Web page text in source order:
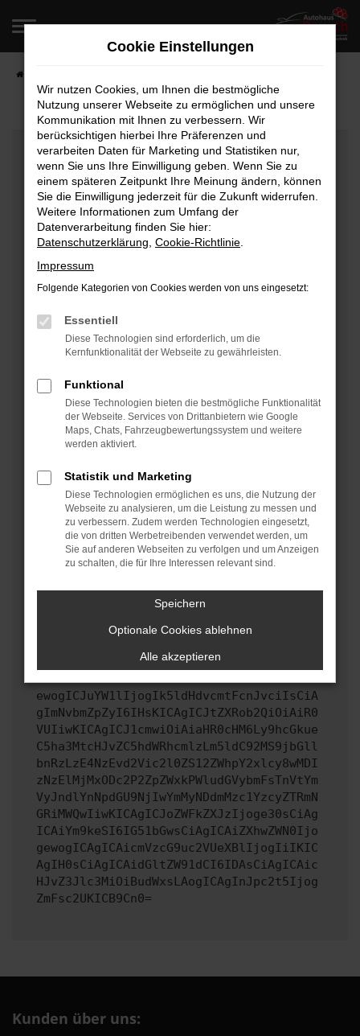
Zum
springen
Fehler: Network Error
Beim Laden ist ein Fehler aufgetreten.
Hier sind ein paar Tipps, die dir helfen können:
Überprüfe deine Firewall und deine
Internetverbindung.
Laden andere Webseiten, zum Beispiel deine
Manche Erweiterungen, wie Werbeblocker, können
das Laden bestimmter Seiten verhindern.
Funktioniert die Seite in einem anderen Browser
Starte dein Gerät neu.
Das kann manchmal helfen, vorübergehende
Probleme zu beheben.
Betriebssystem auf dem neuesten Stand sind.
Veraltete Software birgt nicht nur ein
Sicherheitsrisiko, sondern kann auch dazu führen,
dass bestimmte Funktionen nicht mehr unterstützt
werden.
Wende dich an den Webseitenbetreiber.
Wenn du alle oben genannten Schritte versucht hast,
kontaktiere uns bitte. Wir werden versuchen, das
Problem zu beheben. Du kannst uns diesen Text
schicken, um uns bei der Fehlersuche zu
ewogICJuYW1lIjogIk5ldHdvcmtFcnJvciIsCiA
gImNvbmZpZyI6IHsKICAgICJtZXRob2QiOiAiR0
VUIiwKICAgICJ1cmwiOiAiaHR0cHM6Ly9hcGkue
C5ha3MtcHJvZC5hdWRhcmlzLm5ldC92MS9jbGll
bnRzLzE4NzEvd2Vic2l0ZS12ZWhpY2xlcy8wMDI
zNzElMjMxODc2P2ZpZWxkPWludGVybmFsTnVtYm
VyJndlYnNpdGU9NjIwYmMyNDdmMzc1YzcyZTRmN
GRiMWQwIiwKICAgICJoZWFkZXJzIjoge30sCiAg
ICAiYm9keSI6IG51bGwsCiAgICAiZXhwZWN0Ijo
gewogICAgICAicmVzcG9uc2VUeXBlIjogIiIKIC
AgIH0sCiAgICAidGltZW91dCI6IDAsCiAgICAic
HJvZ3Jlc3MiOiBudWxsLAogICAgInJpc2t5Ijog
ZmFsc2UKICB9Cn0=
Kunden über uns:
Cookie Einstellungen
Wir nutzen Cookies, um Ihnen die bestmögliche
Nutzung unserer Webseite zu ermöglichen und unsere
Kommunikation mit Ihnen zu verbessern. Wir
berücksichtigen hierbei Ihre Präferenzen und
verarbeiten Daten für Marketing und Statistiken nur,
wenn Sie uns Ihre Einwilligung geben. Wenn Sie zu
einem späteren Zeitpunkt Ihre Meinung ändern, können
Sie die Einwilligung jederzeit für die Zukunft widerrufen.
Weitere Informationen zum Umfang der
Datenverarbeitung finden Sie hier:
Datenschutzerklärung Cookie-Richtlinie
Impressum
Folgende Kategorien von Cookies werden von uns eingesetzt:
Essentiell
Diese Technologien sind erforderlich, um die
Kernfunktionalität der Webseite zu gewährleisten.
Funktional
Diese Technologien bieten die bestmögliche Funktionalität
der Webseite. Services von Drittanbietern wie Google
Maps, Chats, Fahrzeugbewertungssystem und weitere
werden aktiviert.
Statistik und Marketing
Diese Technologien ermöglichen es uns, die Nutzung der
Webseite zu analysieren, um die Leistung zu messen und
zu verbessern. Zudem werden Technologien eingesetzt,
die von dritten Werbetreibenden verwendet werden, um
Sie auf anderen Webseiten zu verfolgen und um Anzeigen
zu schalten, die für Ihre Interessen relevant sind.
Speichern
Optionale Cookies ablehnen
Alle akzeptieren